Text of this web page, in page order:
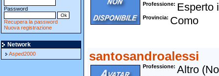
Password
Recupera la password
Nuova registrazione
Network
Asped2000
Professione Esperto
Provincia Como
santosandroalessi
Professione Altro